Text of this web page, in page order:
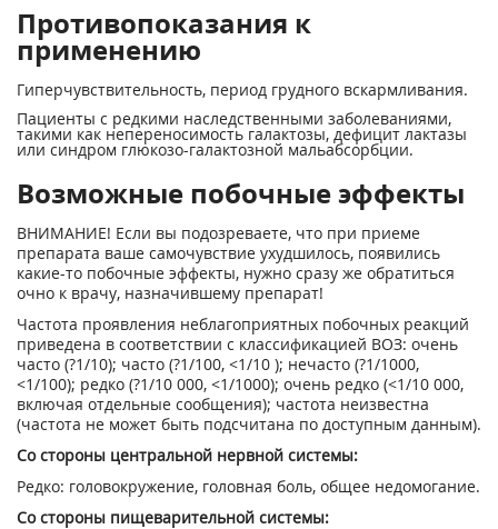
Противопоказания к
применению
Гиперчувствительность, период грудного вскармливания.
Пациенты с редкими наследственными заболеваниями,
такими как непереносимость галактозы, дефицит лактазы
или синдром глюкозо-галактозной мальабсорбции.
Возможные побочные эффекты
ВНИМАНИЕ! Если вы подозреваете, что при приеме
препарата ваше самочувствие ухудшилось, появились
какие-то побочные эффекты, нужно сразу же обратиться
очно к врачу, назначившему препарат!
Частота проявления неблагоприятных побочных реакций
приведена в соответствии с классификацией ВОЗ: очень
часто (?1/10); часто (?1/100, <1/10 ); нечасто (?1/1000,
<1/100); редко (?1/10 000, <1/1000); очень редко (<1/10 000,
включая отдельные сообщения); частота неизвестна
(частота не может быть подсчитана по доступным данным).
Со стороны центральной нервной системы:
Редко: головокружение, головная боль, общее недомогание.
Со стороны пищеварительной системы: